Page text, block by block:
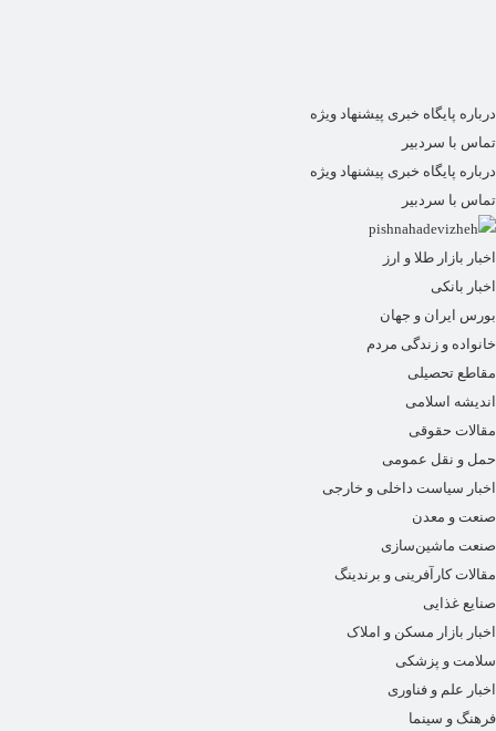
درباره پایگاه خبری پیشنهاد ویژه
تماس با سردبیر
درباره پایگاه خبری پیشنهاد ویژه
تماس با سردبیر
اخبار بازار طلا و ارز
اخبار بانکی
بورس ایران و جهان
خانواده و زندگی مردم
مقاطع تحصیلی
اندیشه اسلامی
مقالات حقوقی
حمل و نقل عمومی
اخبار سیاست داخلی و خارجی
صنعت و معدن
صنعت ماشین‌سازی
مقالات کارآفرینی و برندینگ
صنایع غذایی
اخبار بازار مسکن و املاک
سلامت و پزشکی
اخبار علم و فناوری
فرهنگ و سینما